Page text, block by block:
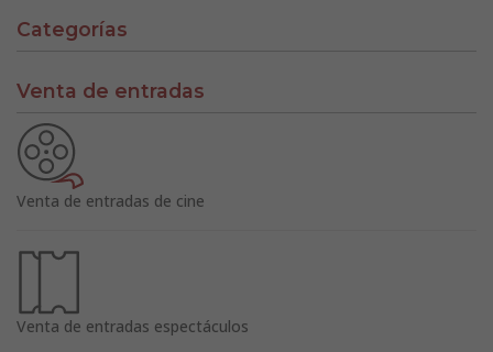
Categorías
Venta de entradas
Venta de entradas de cine
Venta de entradas espectáculos